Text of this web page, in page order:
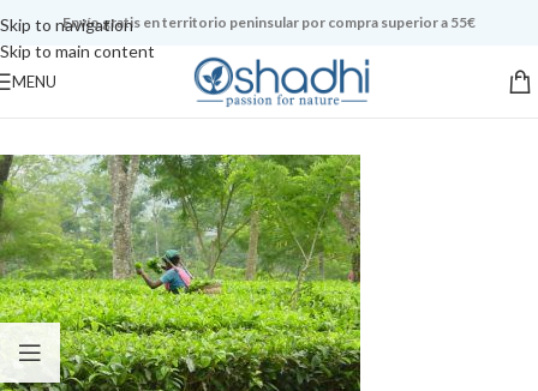
Skip to navigation
Skip to main content
Envío gratis en territorio peninsular por compra superior a 55€
MENU